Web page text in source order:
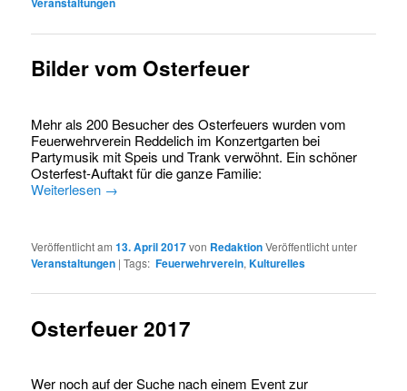
Bilder vom Osterfeuer
Mehr als 200 Besucher des Osterfeuers wurden vom
Feuerwehrverein Reddelich im Konzertgarten bei
Partymusik mit Speis und Trank verwöhnt. Ein schöner
Osterfest-Auftakt für die ganze Familie:
Weiterlesen →
Veröffentlicht am13. April 2017von RedaktionVeröffentlicht unter
Veranstaltungen |Tags: Feuerwehrverein,Kulturelles
Osterfeuer 2017
Wer noch auf der Suche nach einem Event zur